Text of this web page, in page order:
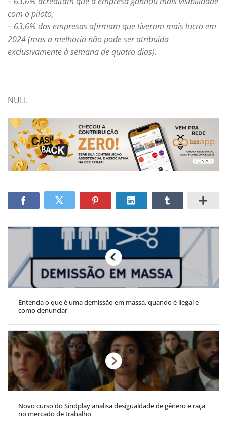
com o piloto;
– 63,6% das empresas afirmam que tiveram mais lucro em
2024 (mas a melhoria não pode ser atribuída
exclusivamente à semana de quatro dias).
NULL
Entenda o que é uma demissão em massa, quando é ilegal e
como denunciar
Novo curso do Sindplay analisa desigualdade de gênero e raça
no mercado de trabalho